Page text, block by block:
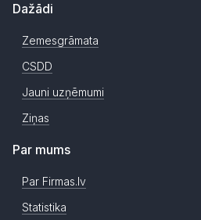
Dažādi
Zemesgrāmata
CSDD
Jauni uzņēmumi
Ziņas
Par mums
Par Firmas.lv
Statistika